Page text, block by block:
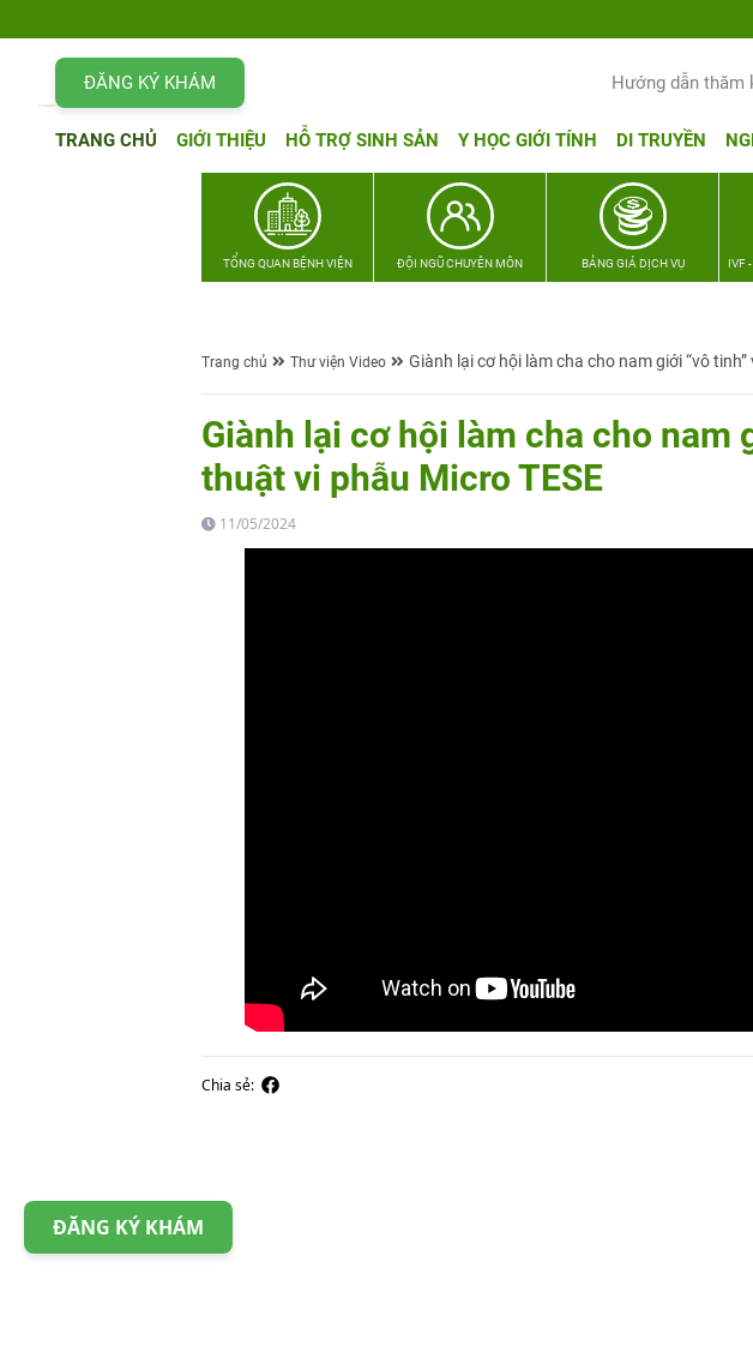
ĐĂNG KÝ KHÁM Hướng dẫn thăm
TRANG CHỦ GIỚI THIỆU HỖ TRỢ SINH SẢN Y HỌC GIỚI TÍNH DI TRUYỀN
TỔNG QUAN BỆNH VIỆN ĐỘI NGŨ CHUYÊN MÔN BẢNG GIÁ DỊCH VỤ IVF
Trang chủ Thư viện Video Giành lại cơ hội làm cha cho nam giới “vô
Giành lại cơ hội làm cha cho nam
thuật vi phẫu Micro TESE
11/05/2024
Chia sẻ:
ĐĂNG KÝ KHÁM